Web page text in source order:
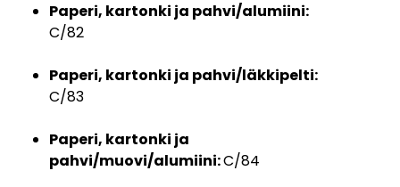
Paperi, kartonki ja pahvi/alumiini:
C/82
Paperi, kartonki ja pahvi/läkkipelti:
C/83
Paperi, kartonki ja
pahvi/muovi/alumiini:C/84